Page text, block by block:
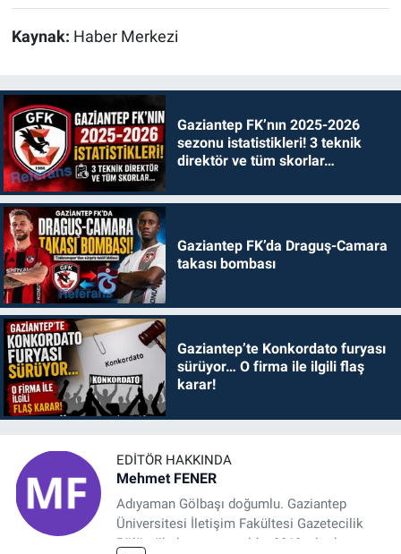
Kaynak: Haber Merkezi
Gaziantep FK’nın 2025-2026
sezonu istatistikleri! 3 teknik
direktör ve tüm skorlar…
Gaziantep FK’da Draguş-Camara
takası bombası
Gaziantep’te Konkordato furyası
sürüyor… O firma ile ilgili flaş
karar!
EDITÖR HAKKINDA
Mehmet FENER
Adıyaman Gölbaşı doğumlu. Gaziantep
Üniversitesi İletişim Fakültesi Gazetecilik
Bölümü’nden mezun oldu. 2019 yılında